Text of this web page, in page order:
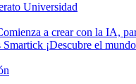
Universidad
a crear con la IA,
Smartick ¡Descubre el